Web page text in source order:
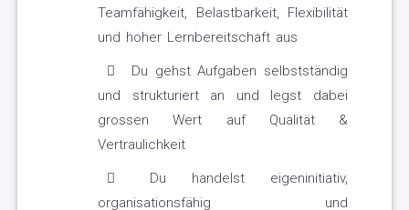
Teamfähigkeit, Belastbarkeit, Flexibilität
und hoher Lernbereitschaft aus
Du gehst Aufgaben selbstständig
und strukturiert an und legst dabei
grossen Wert auf Qualität &
Vertraulichkeit
Du handelst eigeninitiativ,
organisationsfähig und